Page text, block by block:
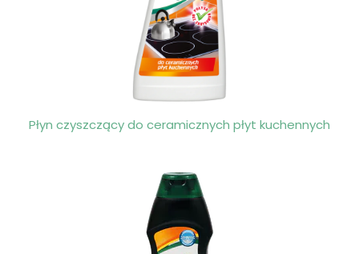
Płyn czyszczący do ceramicznych płyt kuchennych